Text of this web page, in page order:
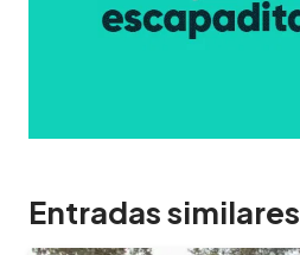
Entradas similares